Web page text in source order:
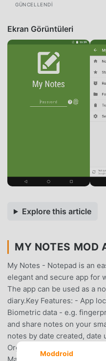
GÜNCELLENDI
Ekran Görüntüleri
Explore this article
MY NOTES MOD
My Notes - Notepad is an
elegant and secure app for
The app can be used as a
diary.Key Features: - App
Biometric data - e.g.
and share notes on your
notes by date created, date
Organize notes by folders-
Moddroid